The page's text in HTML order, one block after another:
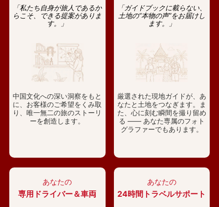
「私たち自身が旅人であるか
らこそ、できる提案がありま
す。」
中国文化への深い洞察をもと
に、お客様のご希望をくみ取
り、唯一無二の旅のストーリ
ーを創造します。
「ガイドブックに載らない、
土地の“本物の声”をお届けし
ます。」
厳選された現地ガイドが、あ
なたと土地をつなぎます。ま
た、心に刻む瞬間を撮り留め
る —— あなた専属のフォト
グラファーでもあります。
あなたの
専用ドライバー＆車両
あなたの
24時間トラベルサポート